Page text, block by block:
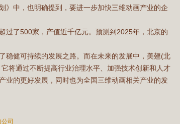
》中，也明确提到，要进一步加快三维动画产业的企
过了500家，产值近千亿元。预测到2025年，北京的
稳健可持续的发展之路。而在未来的发展中，美兣(北
将通过不断提高行业治理水平、加强技术创新和人才
业的更好发展，同时也为全国三维动画相关产业的发
司